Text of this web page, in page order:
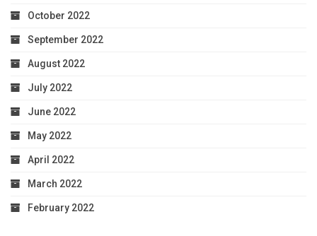
October 2022
September 2022
August 2022
July 2022
June 2022
May 2022
April 2022
March 2022
February 2022